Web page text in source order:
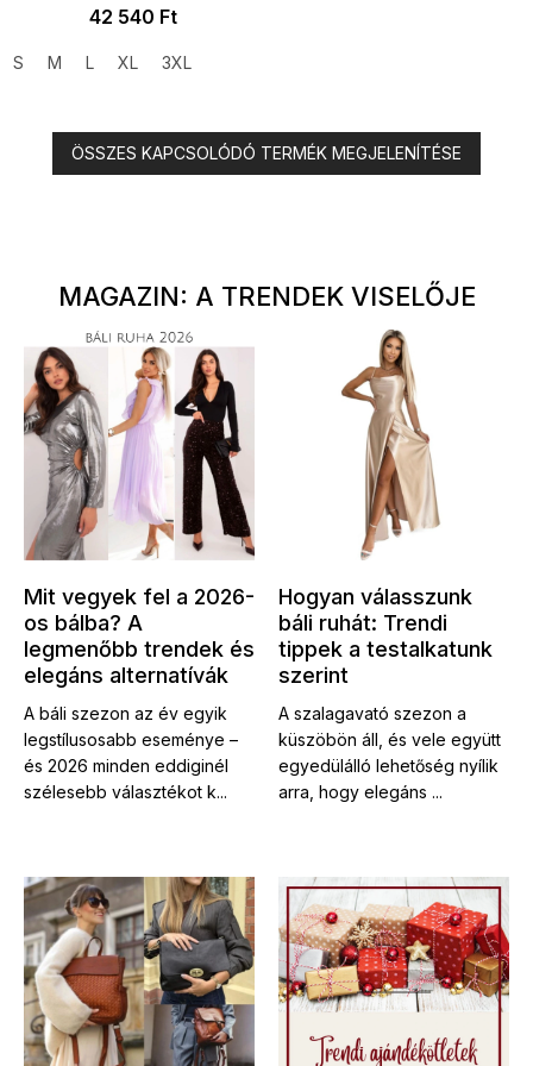
42 540 Ft
S M L XL 3XL
ÖSSZES KAPCSOLÓDÓ TERMÉK MEGJELENÍTÉSE
MAGAZIN: A TRENDEK VISELŐJE
Mit vegyek fel a 2026-
os bálba? A
legmenőbb trendek és
elegáns alternatívák
A báli szezon az év egyik
legstílusosabb eseménye –
és 2026 minden eddiginél
szélesebb választékot k...
Hogyan válasszunk
báli ruhát: Trendi
tippek a testalkatunk
szerint
A szalagavató szezon a
küszöbön áll, és vele együtt
egyedülálló lehetőség nyílik
arra, hogy elegáns ...